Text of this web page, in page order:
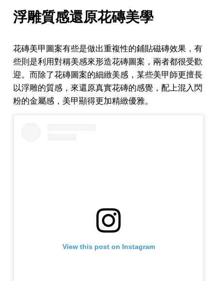
浮雕質感還原花磚美學
花磚美甲圖案有些是做出重複性的鋪貼磁磚效果，有
些則是利用對稱美感來形造花磚圖案，兩者都很受歡
迎。而除了花磚圖案的細緻美感，某些美甲師更擅長
以浮雕的質感，來還原真實花磚的感覺，配上混入閃
粉的金屬感，美甲顯得更加精緻優雅。
View this post on Instagram